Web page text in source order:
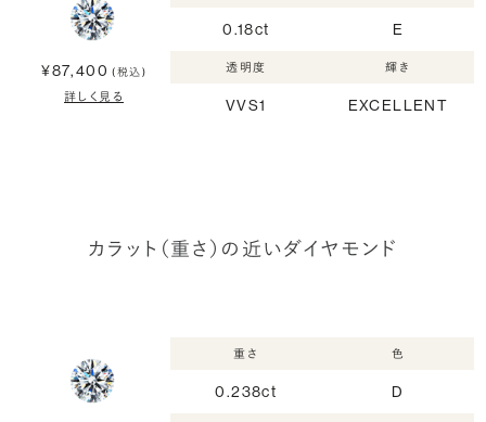
¥87,400 (税込)
詳しく見る
0.18ct E
透明度
VVS1
輝き
EXCELLENT
カラット（重さ）の近いダイヤモンド
重さ
0.238ct
色
D